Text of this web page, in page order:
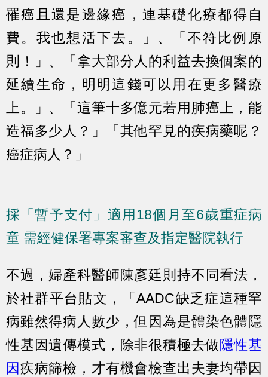
罹癌且還是邊緣癌，連基礎化療都得自
費。我也想活下去。」、「不符比例原
則！」、「拿大部分人的利益去換個案的
延續生命，明明這錢可以用在更多醫療
上。」、「這筆十多億元若用肺癌上，能
造福多少人？」「其他罕見的疾病藥呢？
癌症病人？」
採「暫予支付」適用18個月至6歲重症病
童 需經健保署專案審查及指定醫院執行
不過，婦產科醫師陳彥廷則持不同看法，
於社群平台貼文，「AADC缺乏症這種罕
病雖然得病人數少，但因為是體染色體隱
性基因遺傳模式，除非很積極去做隱性基
因疾病篩檢，才有機會檢查出夫妻均帶因